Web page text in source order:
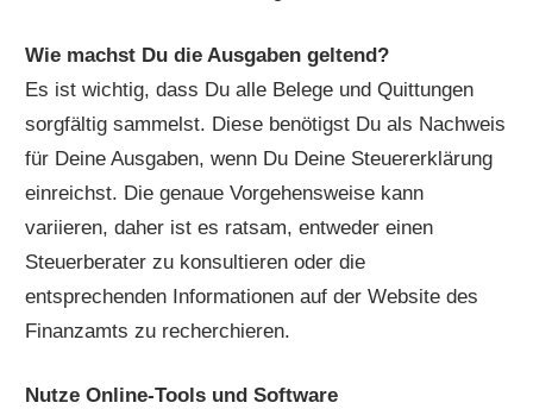
Wie machst Du die Ausgaben geltend?
Es ist wichtig, dass Du alle Belege und Quittungen
sorgfältig sammelst. Diese benötigst Du als Nachweis
für Deine Ausgaben, wenn Du Deine Steuererklärung
einreichst. Die genaue Vorgehensweise kann
variieren, daher ist es ratsam, entweder einen
Steuerberater zu konsultieren oder die
entsprechenden Informationen auf der Website des
Finanzamts zu recherchieren.
Nutze Online-Tools und Software